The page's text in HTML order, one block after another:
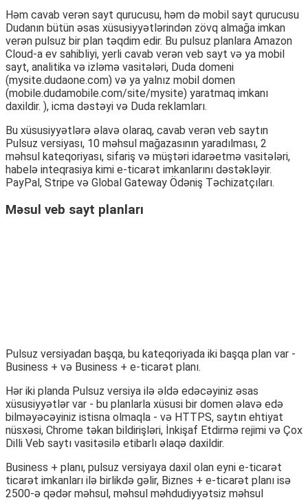
Həm cavab verən sayt qurucusu, həm də mobil sayt qurucusu
Dudanın bütün əsas xüsusiyyətlərindən zövq almağa imkan
verən pulsuz bir plan təqdim edir. Bu pulsuz planlara Amazon
Cloud-a ev sahibliyi, yerli cavab verən veb sayt və ya mobil
sayt, analitika və izləmə vasitələri, Duda domeni
(mysite.dudaone.com) və ya yalnız mobil domen
(mobile.dudamobile.com/site/mysite) yaratmaq imkanı
daxildir. ), icma dəstəyi və Duda reklamları.
Bu xüsusiyyətlərə əlavə olaraq, cavab verən veb saytın
Pulsuz versiyası, 10 məhsul mağazasının yaradılması, 2
məhsul kateqoriyası, sifariş və müştəri idarəetmə vasitələri,
habelə inteqrasiya kimi e-ticarət imkanlarını dəstəkləyir.
PayPal, Stripe və Global Gateway Ödəniş Təchizatçıları.
Məsul veb sayt planları
Pulsuz versiyadan başqa, bu kateqoriyada iki başqa plan var -
Business + və Business + e-ticarət planı.
Hər iki planda Pulsuz versiya ilə əldə edəcəyiniz əsas
xüsusiyyətlər var - bu planlarla xüsusi bir domen əlavə edə
bilməyəcəyiniz istisna olmaqla - və HTTPS, saytın ehtiyat
nüsxəsi, Chrome təkan bildirişləri, İnkişaf Etdirmə rejimi və Çox
Dilli Veb saytı vasitəsilə etibarlı əlaqə daxildir.
Business + planı, pulsuz versiyaya daxil olan eyni e-ticarət
ticarət imkanları ilə birlikdə gəlir, Biznes + e-ticarət planı isə
2500-ə qədər məhsul, məhsul məhdudiyyətsiz məhsul